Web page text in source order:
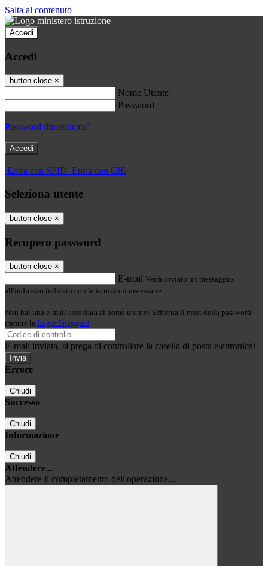
Salta al contenuto
Accedi
Accedi
button close ×
Nome Utente
Password
Password dimenticata?
-
Entra con SPID Entra con CIE
Seleziona utente
button close ×
Recupero password
button close ×
E-mail Verrà inviato un messaggio
all'indirizzo indicato con le istruzioni necessarie.
Non hai una e-mail associata al nome utente? Effettua il reset della password
tramite la Login Spaggiari
E-mail inviata, si prega di controllare la casella di posta elettronica!
Errore
Chiudi
Successo
Chiudi
Informazione
Chiudi
Attendere...
Attendere il completamento dell'operazione...